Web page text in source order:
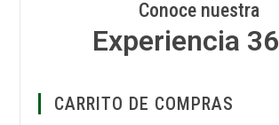
Conoce nuestra
Experiencia
CARRITO DE COMPRAS